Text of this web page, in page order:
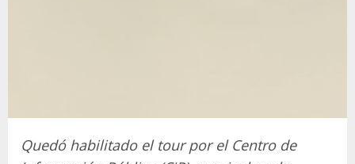
Quedó habilitado el tour por el Centro de